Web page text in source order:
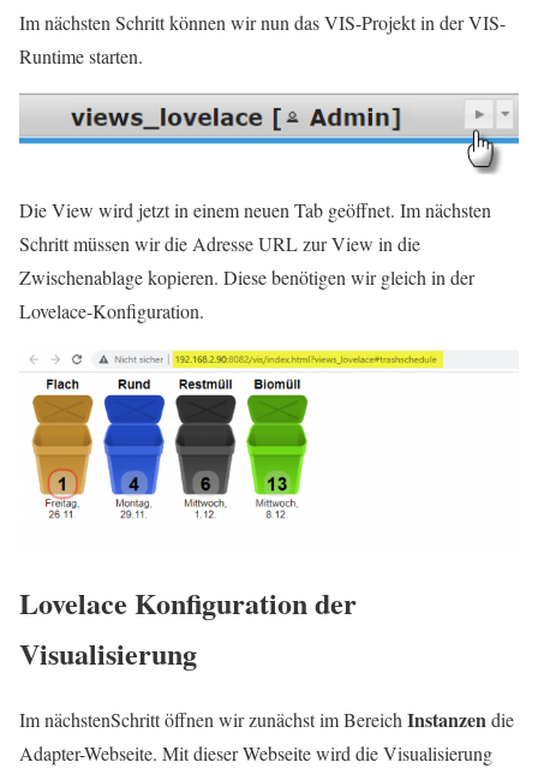
Im nächsten Schritt können wir nun das VIS-Projekt in der VIS-
Runtime starten.
Die View wird jetzt in einem neuen Tab geöffnet. Im nächsten
Schritt müssen wir die Adresse URL zur View in die
Zwischenablage kopieren. Diese benötigen wir gleich in der
Lovelace-Konfiguration.
Lovelace Konfiguration der
Visualisierung
Im nächstenSchritt öffnen wir zunächst im Bereich Instanzendie
Adapter-Webseite. Mit dieser Webseite wird die Visualisierung